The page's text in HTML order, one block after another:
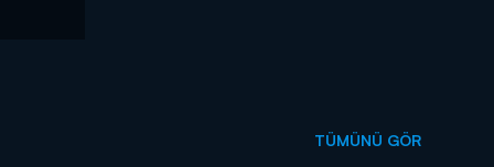
TÜMÜNÜ GÖR